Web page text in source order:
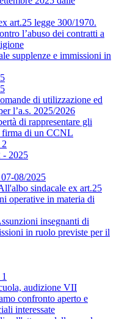
art.25 legge 300/1970.
l’abuso dei contratti a
supplenze e immissioni in
di utilizzazione ed
l’a.s. 2025/2026
di rappresentare gli
di un CCNL
2025
08/2025
sindacale ex art.25
operative in materia di
insegnanti di
in ruolo previste per il
audizione VII
confronto aperto e
interessate